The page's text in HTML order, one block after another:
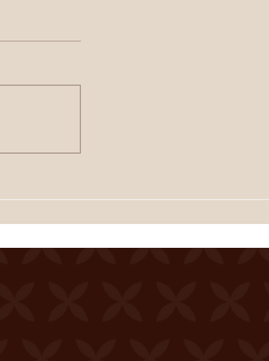
Cour de la Ferme du Château
dégustation des crus du terroir